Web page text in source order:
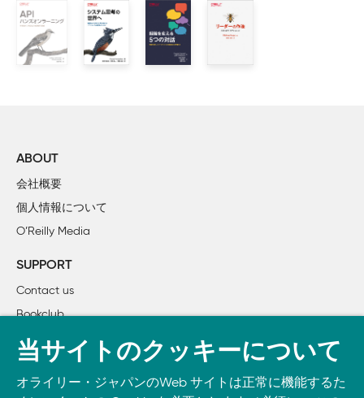
    2.3　関係性のクモの巣
    2.4　テキストのバランス
    2.5　まとめ
        色覚障がいのためのデザインツール
    3.2　凡例を含める
    3.4　まとめ
        データフロー図
    4.2　図の流れを想定通りにする
    4.3　明確な関連
        関連の種類
    4.4　まとめ
ABOUT
会社概要
個人情報について
O’Reilly Media
SUPPORT
Contact us
Bookclub
書籍注文
当サイトのクッキーについて
オライリー・ジャパンのWeb サイトは正常に機能するた